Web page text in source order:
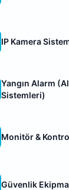
IP Kamera
Yangın Alarm
Sistemleri)
Monitör &
Güvenlik